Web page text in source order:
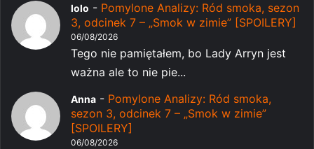
lolo - Pomylone Analizy: Ród smoka, sezon
3, odcinek 7 – „Smok w zimie” [SPOILERY]
06/08/2026
Tego nie pamiętałem, bo Lady Arryn jest
ważna ale to nie pie...
Anna - Pomylone Analizy: Ród smoka,
sezon 3, odcinek 7 – „Smok w zimie”
[SPOILERY]
06/08/2026